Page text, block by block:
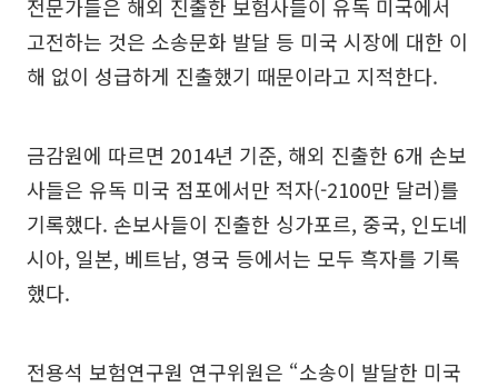
전문가들은 해외 진출한 보험사들이 유독 미국에서
고전하는 것은 소송문화 발달 등 미국 시장에 대한 이
해 없이 성급하게 진출했기 때문이라고 지적한다.
금감원에 따르면 2014년 기준, 해외 진출한 6개 손보
사들은 유독 미국 점포에서만 적자(-2100만 달러)를
기록했다. 손보사들이 진출한 싱가포르, 중국, 인도네
시아, 일본, 베트남, 영국 등에서는 모두 흑자를 기록
했다.
전용석 보험연구원 연구위원은 “소송이 발달한 미국